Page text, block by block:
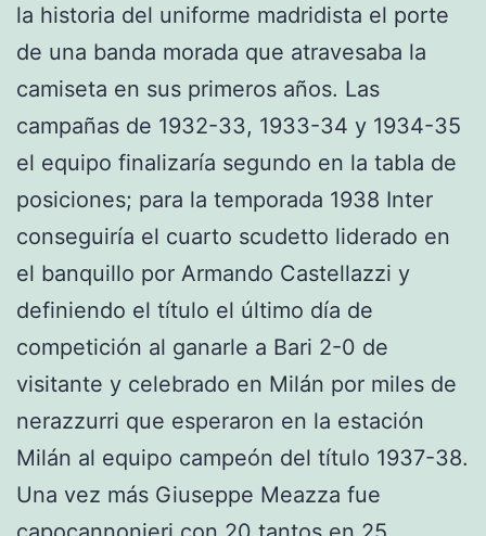
la historia del uniforme madridista el porte
de una banda morada que atravesaba la
camiseta en sus primeros años. Las
campañas de 1932-33, 1933-34 y 1934-35
el equipo finalizaría segundo en la tabla de
posiciones; para la temporada 1938 Inter
conseguiría el cuarto scudetto liderado en
el banquillo por Armando Castellazzi y
definiendo el título el último día de
competición al ganarle a Bari 2-0 de
visitante y celebrado en Milán por miles de
nerazzurri que esperaron en la estación
Milán al equipo campeón del título 1937-38.
Una vez más Giuseppe Meazza fue